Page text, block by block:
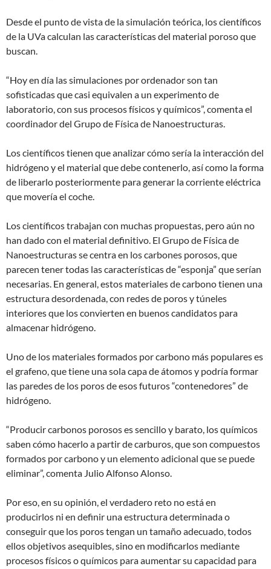
Desde el punto de vista de la simulación teórica, los científicos
de la UVa calculan las características del material poroso que
buscan.
“Hoy en día las simulaciones por ordenador son tan
sofisticadas que casi equivalen a un experimento de
laboratorio, con sus procesos físicos y químicos”, comenta el
coordinador del Grupo de Física de Nanoestructuras.
Los científicos tienen que analizar cómo sería la interacción del
hidrógeno y el material que debe contenerlo, así como la forma
de liberarlo posteriormente para generar la corriente eléctrica
que movería el coche.
Los científicos trabajan con muchas propuestas, pero aún no
han dado con el material definitivo. El Grupo de Física de
Nanoestructuras se centra en los carbones porosos, que
parecen tener todas las características de “esponja” que serían
necesarias. En general, estos materiales de carbono tienen una
estructura desordenada, con redes de poros y túneles
interiores que los convierten en buenos candidatos para
almacenar hidrógeno.
Uno de los materiales formados por carbono más populares es
el grafeno, que tiene una sola capa de átomos y podría formar
las paredes de los poros de esos futuros “contenedores” de
hidrógeno.
“Producir carbonos porosos es sencillo y barato, los químicos
saben cómo hacerlo a partir de carburos, que son compuestos
formados por carbono y un elemento adicional que se puede
eliminar”, comenta Julio Alfonso Alonso.
Por eso, en su opinión, el verdadero reto no está en
producirlos ni en definir una estructura determinada o
conseguir que los poros tengan un tamaño adecuado, todos
ellos objetivos asequibles, sino en modificarlos mediante
procesos físicos o químicos para aumentar su capacidad para